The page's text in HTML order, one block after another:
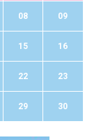
08 09
15 16
22 23
29 30